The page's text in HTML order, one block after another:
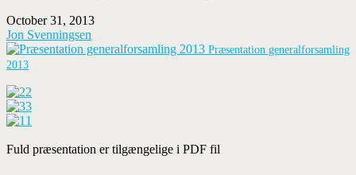
October 31, 2013
Jon Svenningsen
Præsentation generalforsamling
2013
2
3
1
Fuld præsentation er tilgængelige i PDF fil